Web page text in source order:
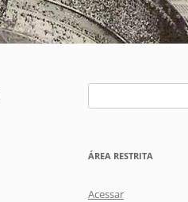
por:
ÁREA RESTRITA
Acessar